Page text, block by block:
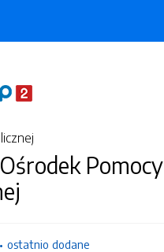
Pomocy
ostatnio dodane